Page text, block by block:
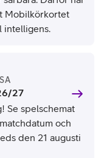
Mobilkörkortet
intelligens.
27
Se spelschemat
och
den 21 augusti